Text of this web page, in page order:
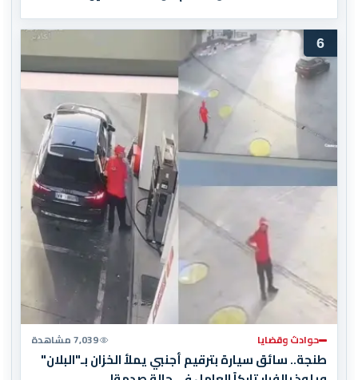
المغرب المباراة النهائية!
6
حوادث وقضايا 7,039 مشاهدة
طنجة.. سائق سيارة بترقيم أجنبي يملأ الخزان بـ"البلان"